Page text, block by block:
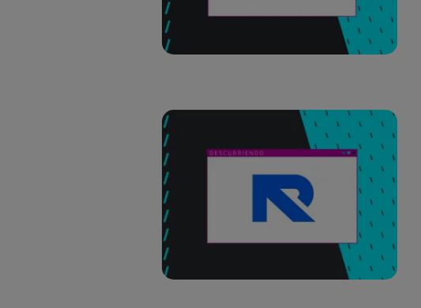
conecte su dispositivo
Típicamente:
Si utilizas una
únicamente en la
Puedes gestionar los
inferior de esta
Para más